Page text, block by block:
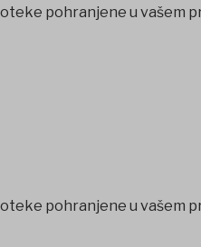
pohranjene u vašem
pohranjene u vašem